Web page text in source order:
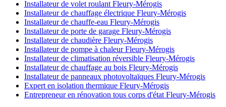
Installateur de volet roulant Fleury-Mérogis
Installateur de chauffage électrique Fleury-Mérogis
Installateur de chauffe-eau Fleury-Mérogis
Installateur de porte de garage Fleury-Mérogis
Installateur de chaudière Fleury-Mérogis
Installateur de pompe à chaleur Fleury-Mérogis
Installateur de climatisation réversible Fleury-Mérogis
Installateur de chauffage au bois Fleury-Mérogis
Installateur de panneaux photovoltaïques Fleury-Mérogis
Expert en isolation thermique Fleury-Mérogis
Entrepreneur en rénovation tous corps d'état Fleury-Mérogis